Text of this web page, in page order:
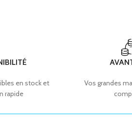
en stock et
rapide
Vos grandes